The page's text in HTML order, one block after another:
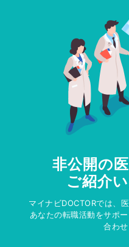
非公開の
ご紹介
マイナビDOCTORでは、
あなたの転職活動をサポ
合わせ